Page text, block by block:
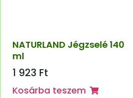
NATURLAND Jégzselé 140
ml
1 923 Ft
Kosárba teszem